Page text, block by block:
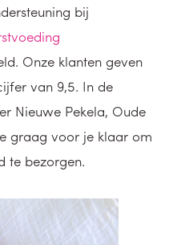
bij
Onze klanten geven
van 9,5. In de
Nieuwe Pekela, Oude
graag voor je klaar om
te bezorgen.